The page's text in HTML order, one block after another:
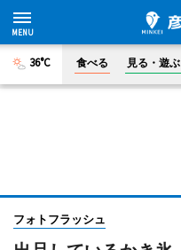
36°C 食べる 見る・遊ぶ
フォトフラッシュ